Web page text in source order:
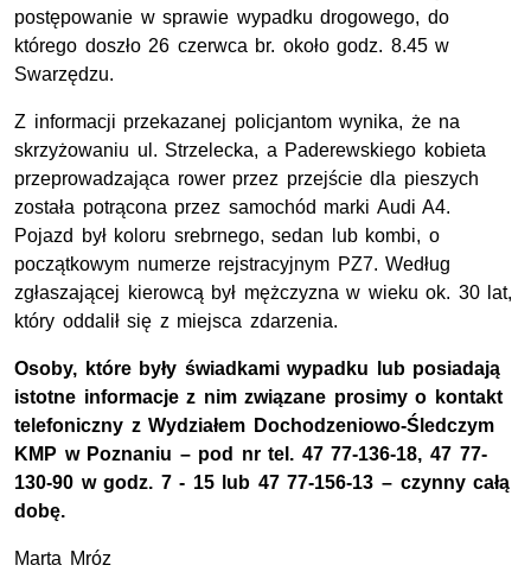
postępowanie w sprawie wypadku drogowego, do
którego doszło 26 czerwca br. około godz. 8.45 w
Swarzędzu.
Z informacji przekazanej policjantom wynika, że na
skrzyżowaniu ul. Strzelecka, a Paderewskiego kobieta
przeprowadzająca rower przez przejście dla pieszych
została potrącona przez samochód marki Audi A4.
Pojazd był koloru srebrnego, sedan lub kombi, o
początkowym numerze rejstracyjnym PZ7. Według
zgłaszającej kierowcą był mężczyzna w wieku ok. 30 lat,
który oddalił się z miejsca zdarzenia.
Osoby, które były świadkami wypadku lub posiadają
istotne informacje z nim związane prosimy o kontakt
telefoniczny z Wydziałem Dochodzeniowo-Śledczym
KMP w Poznaniu – pod nr tel. 47 77-136-18, 47 77-
130-90 w godz. 7 - 15 lub 47 77-156-13 – czynny całą
dobę.
Marta Mróz